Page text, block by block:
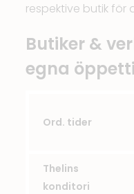
respektive butik för
Butiker &
egna
Ord. tider
Thelins
konditori